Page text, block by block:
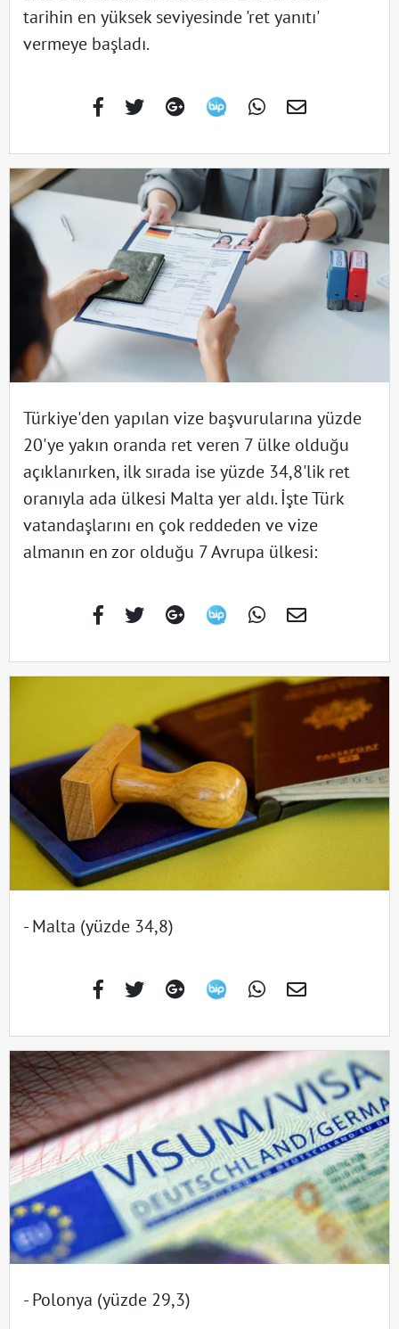
tarihin en yüksek seviyesinde 'ret yanıtı'
vermeye başladı.
Türkiye'den yapılan vize başvurularına yüzde
20'ye yakın oranda ret veren 7 ülke olduğu
açıklanırken, ilk sırada ise yüzde 34,8'lik ret
oranıyla ada ülkesi Malta yer aldı. İşte Türk
vatandaşlarını en çok reddeden ve vize
almanın en zor olduğu 7 Avrupa ülkesi:
- Malta (yüzde 34,8)
- Polonya (yüzde 29,3)